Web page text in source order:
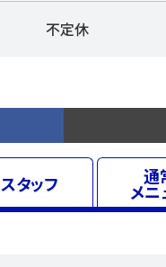
不定休
スタッフ 通
メニ